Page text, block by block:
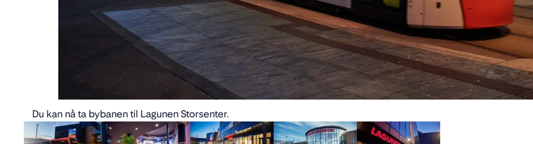
Du kan nå ta bybanen til Lagunen Storsenter.